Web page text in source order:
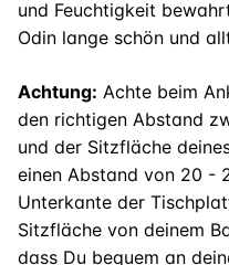
und Feuchtigkeit
Odin lange schön und
Achtung: Achte beim
den richtigen Abstand
und der Sitzfläche
einen Abstand von 20 -
Unterkante der
Sitzfläche von deinem
dass Du bequem an